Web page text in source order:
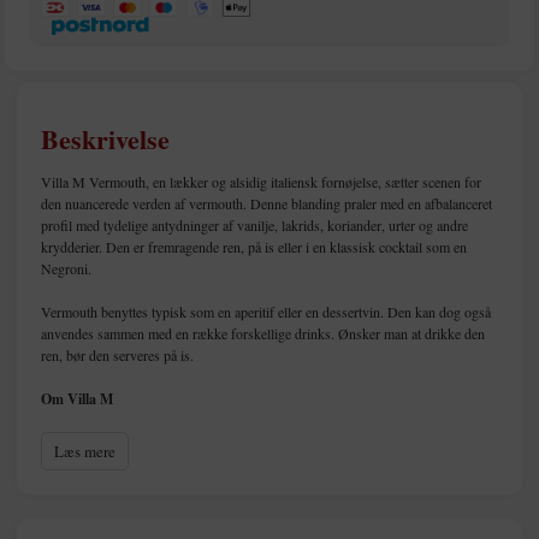
Beskrivelse
Villa M Vermouth, en lækker og alsidig italiensk fornøjelse, sætter scenen for
den nuancerede verden af vermouth. Denne blanding praler med en afbalanceret
profil med tydelige antydninger af vanilje, lakrids, koriander, urter og andre
krydderier. Den er fremragende ren, på is eller i en klassisk cocktail som en
Negroni.
Vermouth benyttes typisk som en aperitif eller en dessertvin. Den kan dog også
anvendes sammen med en række forskellige drinks. Ønsker man at drikke den
ren, bør den serveres på is.
Om Villa M
hentyder til beliggenheden nær Alperne mod Frankrig og Schweiz. Det er netop
Læs mere